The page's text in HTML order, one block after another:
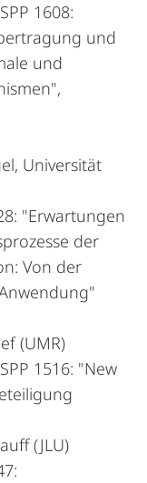
1608:
und
und
Universität
"Erwartungen
der
Von der
(UMR)
1516: "New
(JLU)